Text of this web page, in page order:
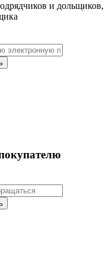
и дольщиков,